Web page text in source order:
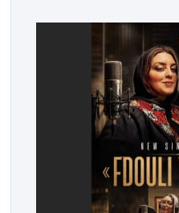
وتشهد للمرة الأولى
في التعليم”، إلى